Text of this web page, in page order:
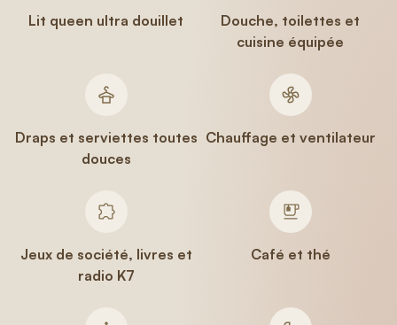
Lit queen ultra douillet
Douche, toilettes et
cuisine équipée
Draps et serviettes toutes
douces
Chauffage et ventilateur
Jeux de société, livres et
radio K7
Café et thé